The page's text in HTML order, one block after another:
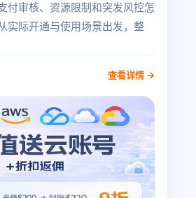
付审核、资源限制和突发风控怎
实际开通与使用场景出发，整
查看详情 →